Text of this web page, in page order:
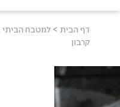
דף הבית > למטבח הביתי
קרבון